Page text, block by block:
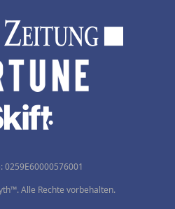
0259Ε60000576001
Alle Rechte vorbehalten.